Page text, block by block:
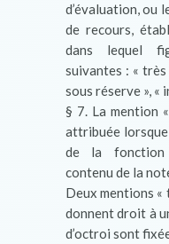
d’évaluation, ou
de recours,
dans lequel
suivantes : «
sous réserve », «
§ 7. La mention
attribuée
de la fonction
contenu de la
Deux mentions «
donnent droit à
d’octroi sont